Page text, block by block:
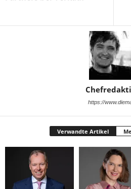
https://
Verwandte Artikel